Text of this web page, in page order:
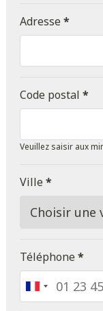
Adresse*
Code postal *
Veuillez saisir aux
Ville*
Téléphone*
France
+33